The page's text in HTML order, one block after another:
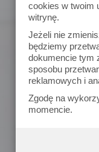
cookies w twoim
witrynę.
Jeżeli nie
będziemy
dokumencie tym
sposobu
reklamowych i
Zgodę na
momencie.